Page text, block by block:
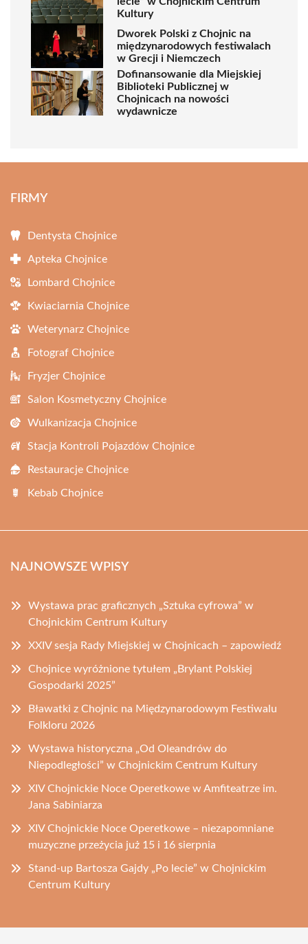
Kultury
Dworek Polski z Chojnic na
międzynarodowych festiwalach
w Grecji i Niemczech
Dofinansowanie dla Miejskiej
Biblioteki Publicznej w
Chojnicach na nowości
wydawnicze
FIRMY
Dentysta Chojnice
Apteka Chojnice
Lombard Chojnice
Kwiaciarnia Chojnice
Weterynarz Chojnice
Fotograf Chojnice
Fryzjer Chojnice
Salon Kosmetyczny Chojnice
Wulkanizacja Chojnice
Stacja Kontroli Pojazdów Chojnice
Restauracje Chojnice
Kebab Chojnice
NAJNOWSZE WPISY
Wystawa prac graficznych „Sztuka cyfrowa” w
Chojnickim Centrum Kultury
XXIV sesja Rady Miejskiej w Chojnicach – zapowiedź
Chojnice wyróżnione tytułem „Brylant Polskiej
Gospodarki 2025”
Bławatki z Chojnic na Międzynarodowym Festiwalu
Folkloru 2026
Wystawa historyczna „Od Oleandrów do
Niepodległości” w Chojnickim Centrum Kultury
XIV Chojnickie Noce Operetkowe w Amfiteatrze im.
Jana Sabiniarza
XIV Chojnickie Noce Operetkowe – niezapomniane
muzyczne przeżycia już 15 i 16 sierpnia
Stand-up Bartosza Gajdy „Po lecie” w Chojnickim
Centrum Kultury